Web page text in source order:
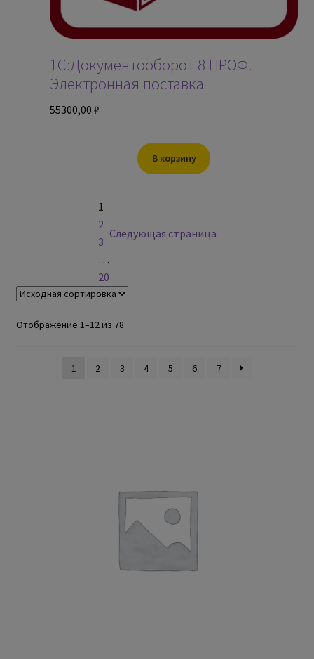
1С:Документооборот 8 ПРОФ.
Электронная поставка
55300,00 ₽
В корзину
1
2
3
…
20
Следующая страница
Отображение 1–12 из 78
1 2 3 4 5 6 7